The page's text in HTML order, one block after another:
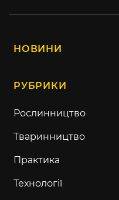
НОВИНИ
РУБРИКИ
Рослинництво
Тваринництво
Практика
Технології